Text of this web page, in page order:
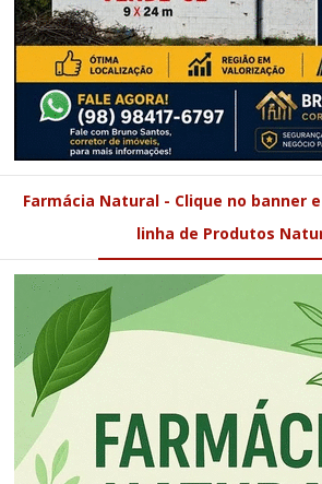
Farmácia Natural - Clique no banner
linha de Produtos